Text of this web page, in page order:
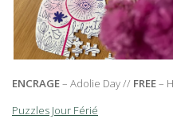
ENCRAGE– Adolie Day // FREE–
Puzzles Jour Férié